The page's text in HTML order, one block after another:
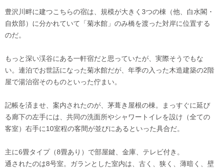
豊沢川畔に建つこちらの宿は、規模が大きく3つの棟（他、白水閣・
自炊部）に分かれていて「菊水館」のみ橋を渡った対岸に位置する
のだ。
もっと深い渓谷にある一軒宿だと思っていたが、実際そうでもな
い。連泊でお世話になった菊水館だが、年季の入った木造建築の2階
屋で湯治宿そのものといった佇まい。
記帳を済ませ、案内されたのが、茅葺き屋根の棟。まっすぐに延び
る廊下の左手には、共同の洗面所やシャワートイレを設け（全ての
客室）右手に10室程の客間が並びにあるといった具合だ。
主に6畳タイプ（8畳あり）で部屋鍵、金庫、テレビ付き。
通されたのは8号室。ガランとした室内は、古く、狭く、薄暗く、壁